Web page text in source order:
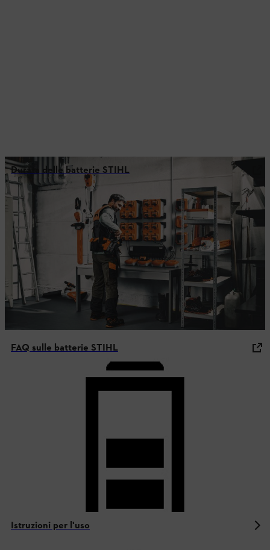
Durata delle batterie STIHL
FAQ sulle batterie STIHL
Istruzioni per l'uso